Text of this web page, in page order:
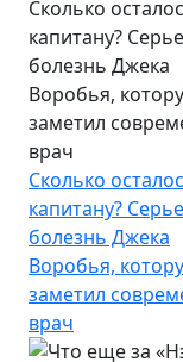
Сколько
капитану?
болезнь Джека
Воробья,
заметил
врач
Сколько
капитану?
болезнь Джека
Воробья,
заметил
врач